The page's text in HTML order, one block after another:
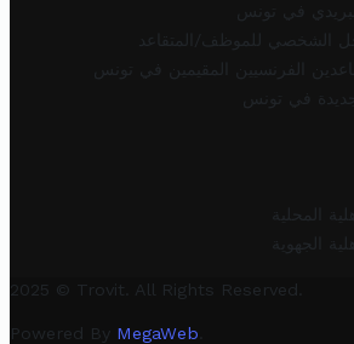
في تونس
الشخصي للموظف/المتقاعد
الفرنسيين المقيمين في تونس
في تونس
المحلية
الجهوية
2025 © Trovit. All Rights Reserved.
Powered By MegaWeb